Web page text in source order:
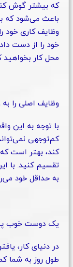
که بیشتر گوش
باعث می‌شود که
وظایف کاری خود
خود را از دست
محل کار بخواهید
وظایف اصلی را
با توجه به این
کم‌توجهی
کند، بهتر است که
تقسیم کنید. با
به حداقل خود
یک دوست خوب
در دنیای کار،
طول روز به شما